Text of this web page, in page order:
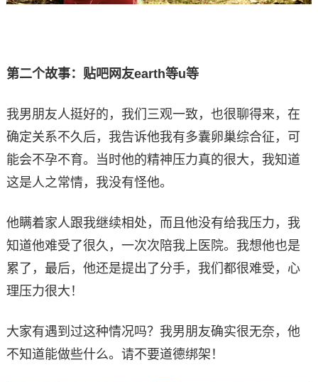
第二个故事：贴吧网友earth等u等
我男朋友人挺好的，我们三观一致，也很聊得来，在
确定关系不久后，我告诉他我有多囊卵巢综合征，可
能会不孕不育。当时他的精神压力真的很大，我知道
这是人之常情，我没有怪他。
他瞒着家人跟我继续相处，而且他没有给我压力，我
知道他难受了很久，一次次陪我上医院。我想他也是
累了，最后，他还是提出了分手，我们都很难受，心
理压力很大！
大家有遇到过这种情况吗？我男朋友确实很无奈，他
不知道能做些什么。请不要道德绑架！